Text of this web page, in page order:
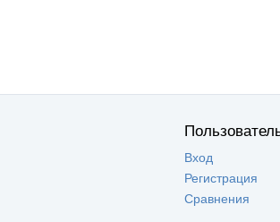
Вход
Регистрация
Сравнения